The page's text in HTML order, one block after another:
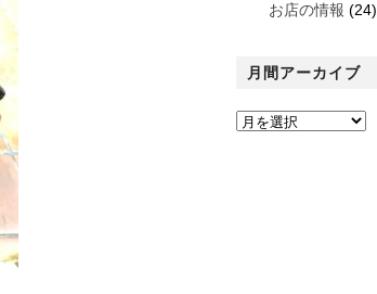
お店の情報 (24)
月間アーカイブ